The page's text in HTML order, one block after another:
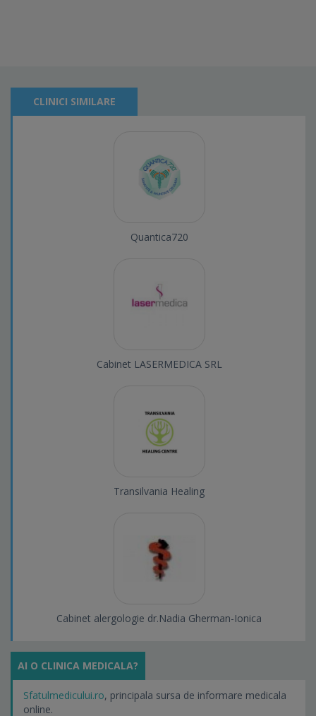
CLINICI SIMILARE
Quantica720
Cabinet LASERMEDICA SRL
Transilvania Healing
Cabinet alergologie dr.Nadia Gherman-Ionica
AI O CLINICA MEDICALA?
Sfatulmedicului.ro, principala sursa de informare medicala
online.